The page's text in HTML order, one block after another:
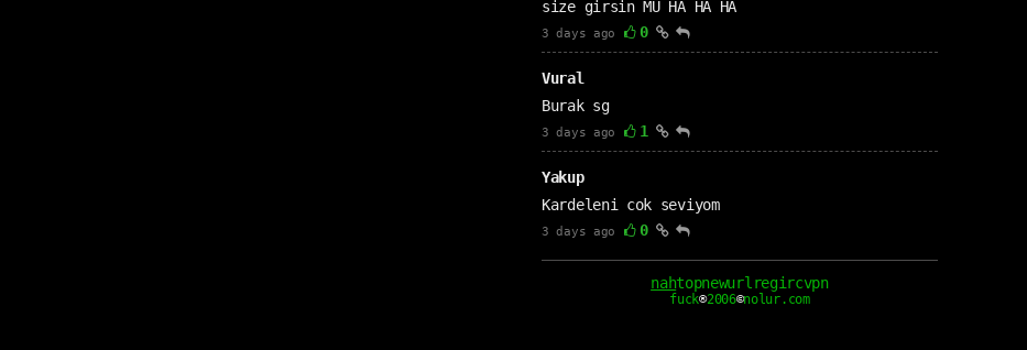
size girsin MU HA HA HA
3 days ago 0
Vural
Burak sg
3 days ago 1
Yakup
Kardeleni cok seviyom
3 days ago 0
Seni çok seviyorum nah seven sevgilim
nahtopnewurl regircvpn
fuck®2006©nolur.com